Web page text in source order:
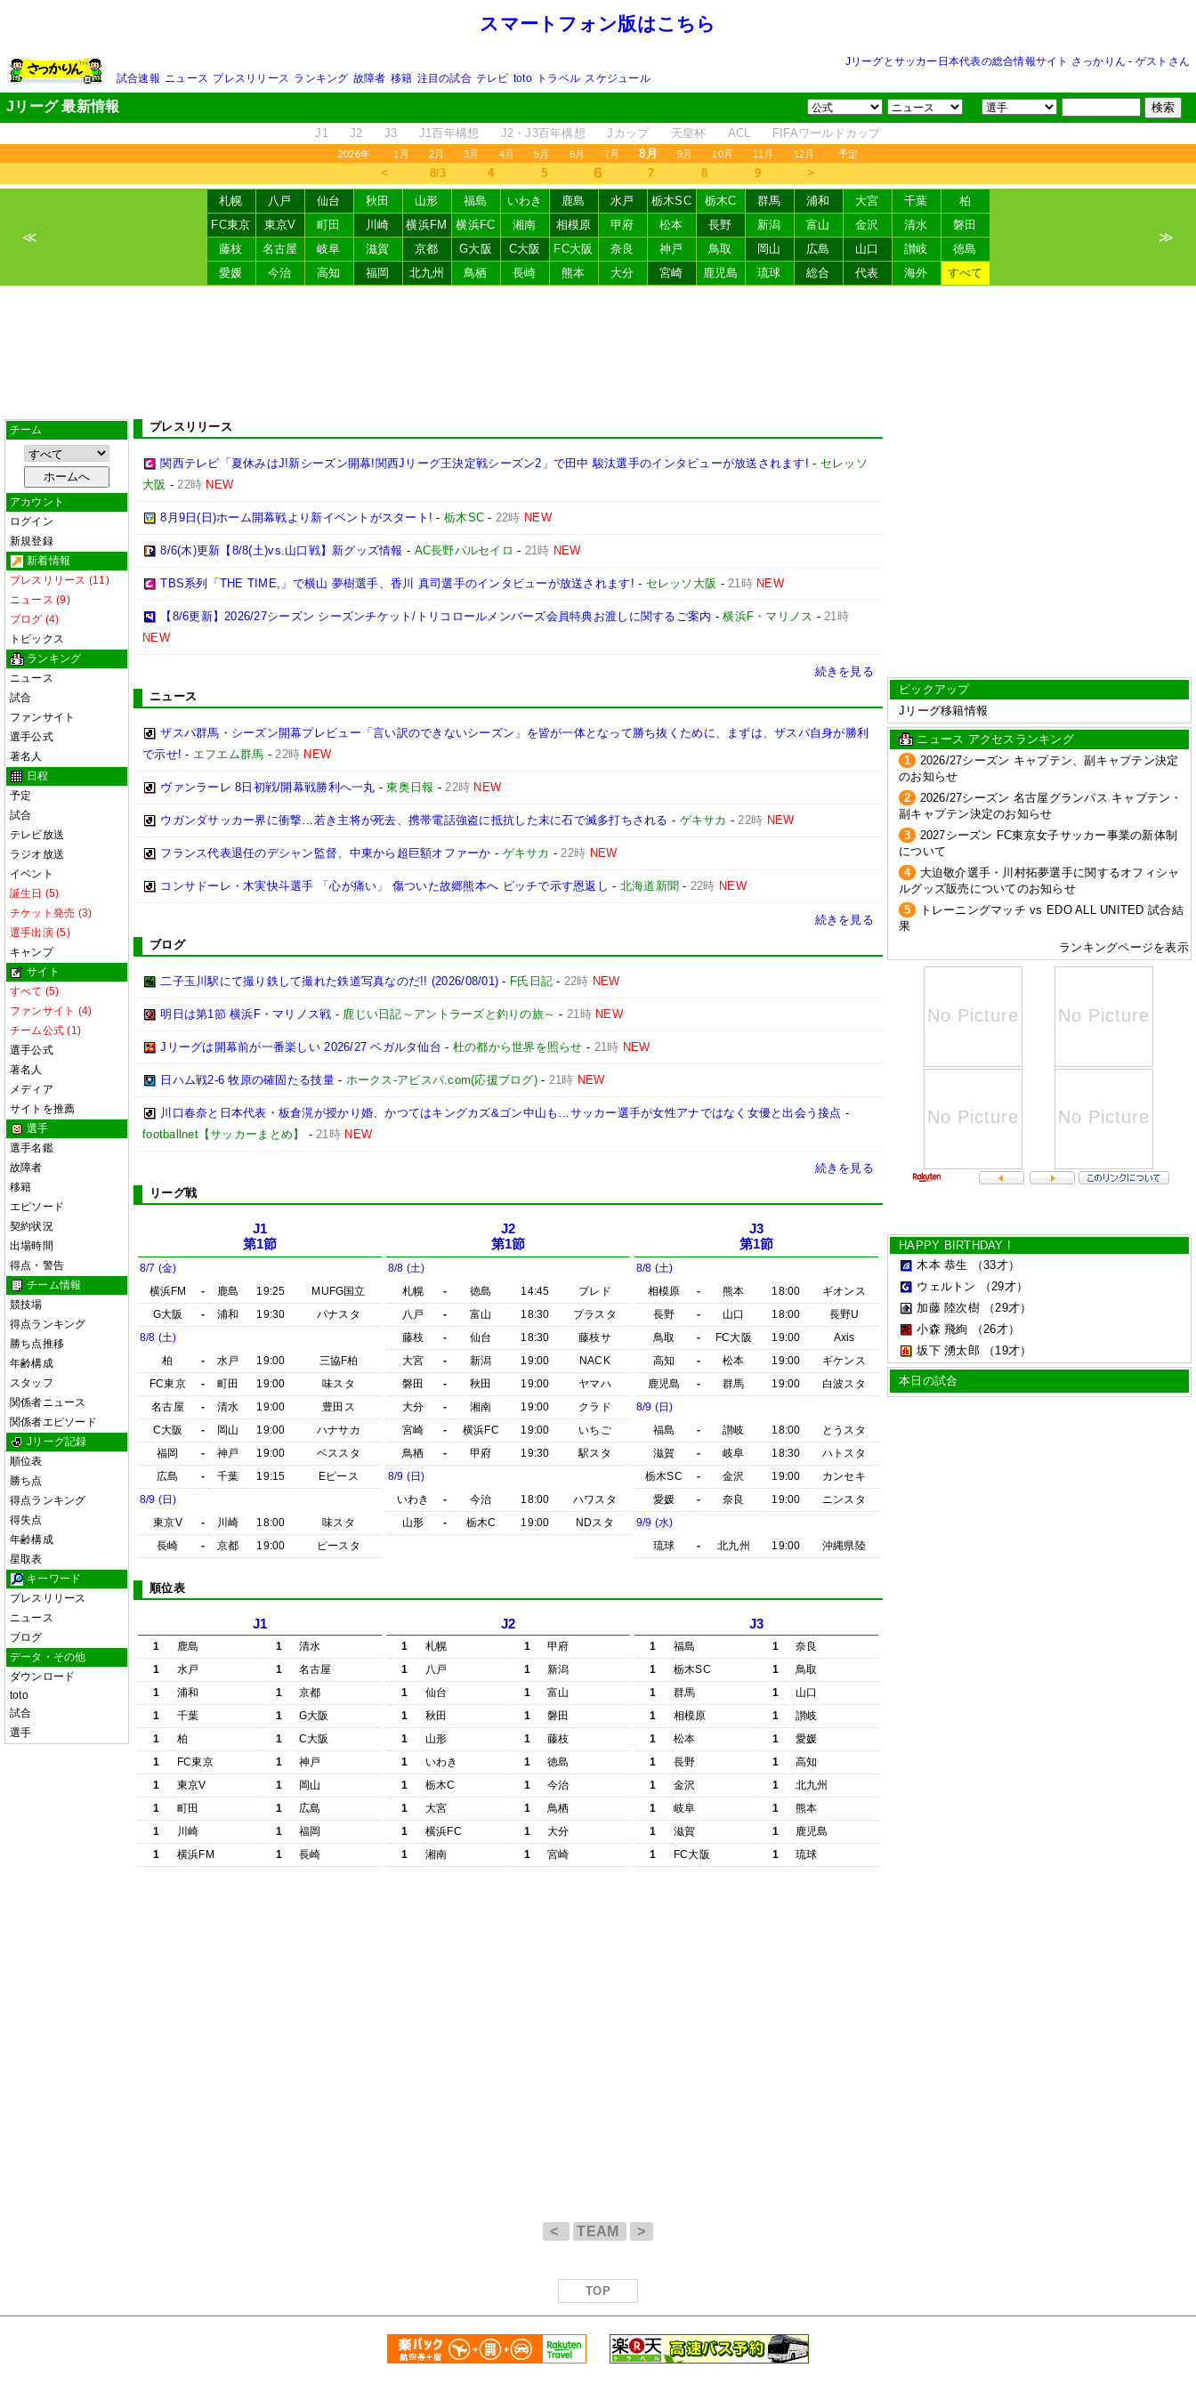
スマートフォン版はこちら
Jリーグとサッカー日本代表の総合情報サイト さっかりん - ゲストさん
試合速報 ニュース プレスリリース ランキング 故障者 移籍 注目の試合 テレビ toto トラベル スケジュール
Jリーグ 最新情報
J1 J2 J3 J1百年構想 J2・J3百年構想 Jカップ 天皇杯 ACL FIFAワールドカップ
2026年 1月 2月 3月 4月 5月 6月 7月 8月 9月 10月 11月 12月 予定
＜ 8/3 4 5 6 7 8 9 ＞
≪
札幌 八戸 仙台 秋田 山形 福島 いわき 鹿島 水戸 栃木SC 栃木C 群馬 浦和 大宮 千葉
柏
FC東京
東京V 町田 川崎 横浜FM 横浜FC 湘南 相模原 甲府 松本 長野 新潟 富山 金沢 清水
磐田
藤枝
名古屋 岐阜 滋賀 京都 G大阪 C大阪 FC大阪 奈良 神戸 鳥取 岡山 広島 山口 讃岐
徳島
愛媛
今治 高知 福岡 北九州 鳥栖 長崎 熊本 大分 宮崎 鹿児島 琉球 総合 代表 海外 すべて
≫
チーム
アカウント
ログイン
新規登録
新着情報
プレスリリース (11)
ニュース (9)
ブログ (4)
トピックス
ランキング
ニュース
試合
ファンサイト
選手公式
著名人
日程
予定
試合
テレビ放送
ラジオ放送
イベント
誕生日 (5)
チケット発売 (3)
選手出演 (5)
キャンプ
サイト
すべて (5)
ファンサイト (4)
チーム公式 (1)
選手公式
著名人
メディア
サイトを推薦
選手
選手名鑑
故障者
移籍
エピソード
契約状況
出場時間
得点・警告
チーム情報
競技場
得点ランキング
勝ち点推移
年齢構成
スタッフ
関係者ニュース
関係者エピソード
Jリーグ記録
順位表
勝ち点
得点ランキング
得失点
年齢構成
星取表
キーワード
プレスリリース
ニュース
ブログ
データ・その他
ダウンロード
toto
試合
選手
プレスリリース
関西テレビ「夏休みはJ!新シーズン開幕!関西Jリーグ王決定戦シーズン2」で田中 駿汰選手のインタビューが放送されます! - セレッソ
大阪 -22時 NEW
8月9日(日)ホーム開幕戦より新イベントがスタート! -栃木SC - 22時 NEW
8/6(木)更新【8/8(土)vs.山口戦】新グッズ情報 - AC長野パルセイロ - 21時 NEW
TBS系列「THE TIME,」で横山 夢樹選手、香川 真司選手のインタビューが放送されます! - セレッソ大阪 -21時 NEW
【8/6更新】2026/27シーズン シーズンチケット/トリコロールメンバーズ会員特典お渡しに関するご案内 -横浜F・マリノス -21時
NEW
続きを見る
ニュース
ザスパ群馬・シーズン開幕プレビュー「言い訳のできないシーズン」を皆が一体となって勝ち抜くために、まずは、ザスパ自身が勝利
で示せ! - エフエム群馬 -22時 NEW
ヴァンラーレ 8日初戦/開幕戦勝利へ一丸 -東奥日報 -22時 NEW
ウガンダサッカー界に衝撃…若き主将が死去、携帯電話強盗に抵抗した末に石で滅多打ちされる - ゲキサカ -22時 NEW
フランス代表退任のデシャン監督、中東から超巨額オファーか - ゲキサカ -22時 NEW
コンサドーレ・木実快斗選手 「心が痛い」 傷ついた故郷熊本へ ピッチで示す恩返し - 北海道新聞 - 22時 NEW
続きを見る
ブログ
二子玉川駅にて撮り鉄して撮れた鉄道写真なのだ!! (2026/08/01) - F氏日記 - 22時 NEW
明日は第1節 横浜F・マリノス戦 - 鹿じい日記～アントラーズと釣りの旅～ - 21時 NEW
Jリーグは開幕前が一番楽しい 2026/27 ベガルタ仙台 - 杜の都から世界を照らせ - 21時 NEW
日ハム戦2-6 牧原の確固たる技量- ホークス-アビスパ.com(応援ブログ)- 21時 NEW
川口春奈と日本代表・板倉滉が授かり婚、かつてはキングカズ&ゴン中山も…サッカー選手が女性アナではなく女優と出会う接点 -
footballnet【サッカーまとめ】
-21時 NEW
続きを見る
リーグ戦
J1
第1節
8/7 (金)
横浜FM
- 鹿島 19:25
MUFG国立
G大阪
- 浦和 19:30
パナスタ
8/8 (土)
柏
- 水戸 19:00
三協F柏
FC東京
- 町田 19:00
味スタ
名古屋
- 清水 19:00
豊田ス
C大阪
- 岡山 19:00
ハナサカ
福岡
- 神戸 19:00
ベススタ
広島
- 千葉 19:15
Eピース
8/9 (日)
東京V
- 川崎 18:00
味スタ
長崎
- 京都 19:00 ピースタ
J2
第1節
8/8 (土)
札幌
- 徳島 14:45
プレド
八戸
- 富山 18:30
プラスタ
藤枝
- 仙台 18:30
藤枝サ
大宮
- 新潟 19:00
NACK
磐田
- 秋田 19:00
ヤマハ
大分
- 湘南 19:00
クラド
宮崎
- 横浜FC 19:00
いちご
鳥栖
- 甲府 19:30
駅スタ
8/9 (日)
いわき
- 今治 18:00
ハワスタ
山形
- 栃木C 19:00 NDスタ
J3
第1節
8/8 (土)
相模原
- 熊本 18:00
ギオンス
長野
- 山口 18:00
長野U
鳥取
- FC大阪 19:00
Axis
高知
- 松本 19:00
ギケンス
鹿児島
- 群馬 19:00
白波スタ
8/9 (日)
福島
- 讃岐 18:00
とうスタ
滋賀
- 岐阜 18:30
ハトスタ
栃木SC
- 金沢 19:00
カンセキ
愛媛
- 奈良 19:00
ニンスタ
9/9 (水)
琉球
- 北九州 19:00 沖縄県陸
順位表
J1
1 鹿島 1
清水
1
水戸 1
名古屋
1
浦和 1
京都
1
千葉 1
G大阪
1
柏 1
C大阪
1
FC東京 1
神戸
1
東京V 1
岡山
1
町田 1
広島
1
川崎 1
福岡
1
横浜FM 1 長崎
J2
1 札幌 1
甲府
1
八戸 1
新潟
1
仙台 1
富山
1
秋田 1
磐田
1
山形 1
藤枝
1
いわき 1
徳島
1
栃木C 1
今治
1
大宮 1
鳥栖
1
横浜FC 1
大分
1
湘南 1 宮崎
J3
1 福島 1
奈良
1
栃木SC 1
鳥取
1
群馬 1
山口
1
相模原 1
讃岐
1
松本 1
愛媛
1
長野 1
高知
1
金沢 1
北九州
1
岐阜 1
熊本
1
滋賀 1
鹿児島
1
FC大阪 1 琉球
ピックアップ
Jリーグ移籍情報
ニュース アクセスランキング
1
2026/27シーズン キャプテン、副キャプテン決定
のお知らせ
2
2026/27シーズン 名古屋グランパス キャプテン・
副キャプテン決定のお知らせ
3
2027シーズン FC東京女子サッカー事業の新体制
について
4
大迫敬介選手・川村拓夢選手に関するオフィシャ
ルグッズ販売についてのお知らせ
5
トレーニングマッチ vs EDO ALL UNITED 試合結
果
ランキングページを表示
HAPPY BIRTHDAY !
木本 恭生
（33才）
ウェルトン
（29才）
加藤 陸次樹
（29才）
小森 飛絢
（26才）
坂下 湧太郎
（19才）
本日の試合
< TEAM >
TOP